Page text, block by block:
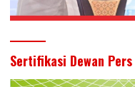
Sertifikasi Dewan Pers